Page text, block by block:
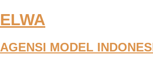
ELWA
AGENSI MODEL